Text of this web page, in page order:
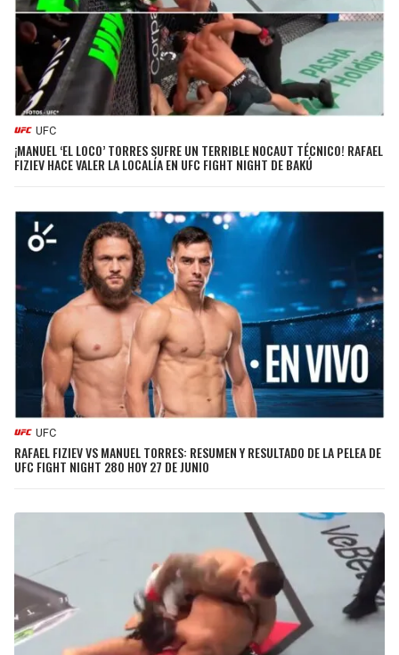
UFC
¡MANUEL ‘EL LOCO’ TORRES SUFRE UN TERRIBLE NOCAUT TÉCNICO! RAFAEL
FIZIEV HACE VALER LA LOCALÍA EN UFC FIGHT NIGHT DE BAKÚ
UFC
RAFAEL FIZIEV VS MANUEL TORRES: RESUMEN Y RESULTADO DE LA PELEA DE
UFC FIGHT NIGHT 280 HOY 27 DE JUNIO